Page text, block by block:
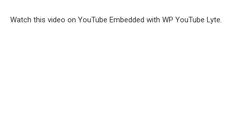
Watch this video on YouTube Embedded with WP YouTube Lyte.